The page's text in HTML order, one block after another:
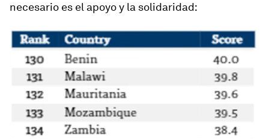
necesario es el apoyo y la solidaridad: